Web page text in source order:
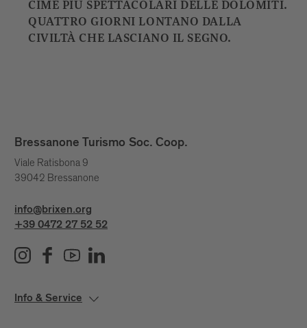
CIME PIÙ SPETTACOLARI DELLE DOLOMITI.
QUATTRO GIORNI LONTANO DALLA
CIVILTÀ CHE LASCIANO IL SEGNO.
Bressanone Turismo Soc. Coop.
Viale Ratisbona 9
39042 Bressanone
info@brixen.org
+39 0472 27 52 52
Info & Service